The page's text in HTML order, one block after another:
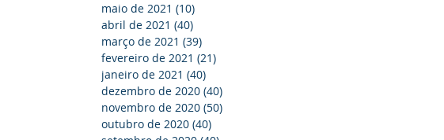
maio de 2021 (10)
abril de 2021 (40)
março de 2021 (39)
fevereiro de 2021 (21)
janeiro de 2021 (40)
dezembro de 2020 (40)
novembro de 2020 (50)
outubro de 2020 (40)